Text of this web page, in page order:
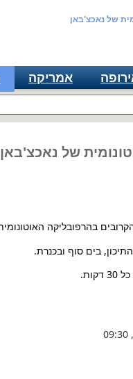
של נאכצ'באן
אמריקה
של נאכצ'באן
בים סוף ובכנרת.